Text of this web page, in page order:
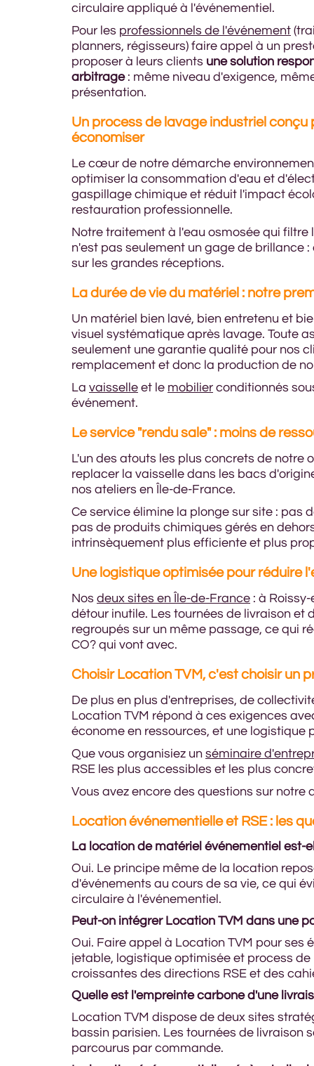
circulaire appliqué à l'événementiel.
Pour les professionnels de l'événement
planners, régisseurs) faire appel à un
proposer à leurs clients une solution
arbitrage: même niveau d'exigence,
présentation.
Un process de lavage industriel conçu
économiser
Le cœur de notre démarche
optimiser la consommation d'eau et
gaspillage chimique et réduit l'impact
restauration professionnelle.
Notre traitement à l'eau osmosée qui
n'est pas seulement un gage de brillance
sur les grandes réceptions.
La durée de vie du matériel : notre
Un matériel bien lavé, bien entretenu et
visuel systématique après lavage. Toute
seulement une garantie qualité pour nos
remplacement et donc la production de
La vaisselle et le mobilier conditionnés
événement.
Le service "rendu sale" : moins de
L'un des atouts les plus concrets de notre
replacer la vaisselle dans les bacs
nos ateliers en Île-de-France.
Ce service élimine la plonge sur site : pas
pas de produits chimiques gérés en
intrinsèquement plus efficiente et plus
Une logistique optimisée pour réduire
Nos deux sites en Île-de-France : à
détour inutile. Les tournées de livraison et
regroupés sur un même passage, ce qui
CO? qui vont avec.
Choisir Location TVM, c'est choisir un
De plus en plus d'entreprises, de
Location TVM répond à ces exigences
économe en ressources, et une
Que vous organisiez un séminaire
RSE les plus accessibles et les plus
Vous avez encore des questions sur
Location événementielle et RSE : les
La location de matériel événementiel est-
Oui. Le principe même de la location
d'événements au cours de sa vie, ce qui
circulaire à l'événementiel.
Peut-on intégrer Location TVM dans une
Oui. Faire appel à Location TVM pour ses
jetable, logistique optimisée et process
croissantes des directions RSE et des
Quelle est l'empreinte carbone d'une
Location TVM dispose de deux sites
bassin parisien. Les tournées de livraison
parcourus par commande.